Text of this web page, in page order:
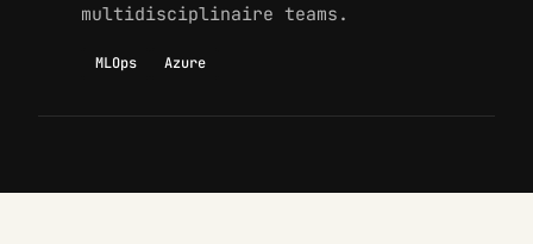
multidisciplinaire teams.
MLOps Azure